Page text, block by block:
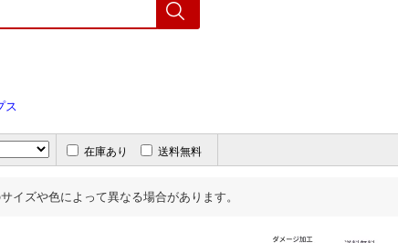
ス
在庫あり 送料無料
イズや色によって異なる場合があります。